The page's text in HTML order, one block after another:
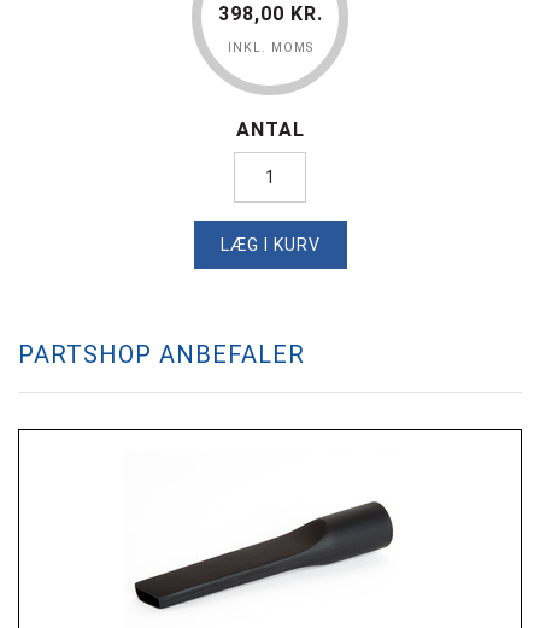
398,00 KR.
INKL. MOMS
ANTAL
LÆG I KURV
PARTSHOP ANBEFALER